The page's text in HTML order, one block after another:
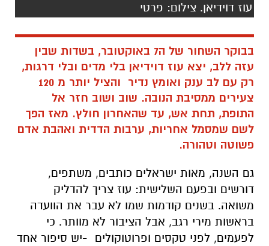
עוז דוידיאן. צילום: פרטי
בבוקר השחור של ה7 באוקטובר, בשדות שבין
עזה ללב, יצא עוז דוידיאן בלי מדים ובלי דרגות,
רק עם לב ענק ואומץ נדיר והציל יותר מ 120
צעירים ממסיבת הנובה. שוב ושוב חזר אל
התופת, תחת אש, עד שהאחרון חולץ. מאז הפך
לשם שמסמל אחריות, ערבות הדדית ואהבת אדם
פשוטה וטהורה.
גם השנה, מאות ישראלים כותבים, משתפים,
דורשים ובפעם השלישית: עוז צריך להדליק
משואה. בשנים קודמות שמו לא עבר את הוועדה
בראשות מירי רגב, אבל הציבור לא מוותר. כי
לפעמים, לפני טקסים ופרוטוקולים -יש סיפור אחד